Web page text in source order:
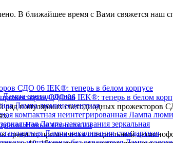
В ближайшее время с Вами свяжется наш
Лампа светодиодная
Лампа люминесцентная
Лампа
Лампа накаливания зеркальная
Лампа накаливания стандартная
СДО 06 IEK®: теперь в белом
ряд популярных светодиодных прожекторов
Новые технологии
правило, применяется специальный